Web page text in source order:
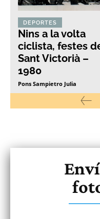
DEPORTES
Nins a la volta
ciclista, festes
Sant Victorià –
1980
Pons Sampietro Julia